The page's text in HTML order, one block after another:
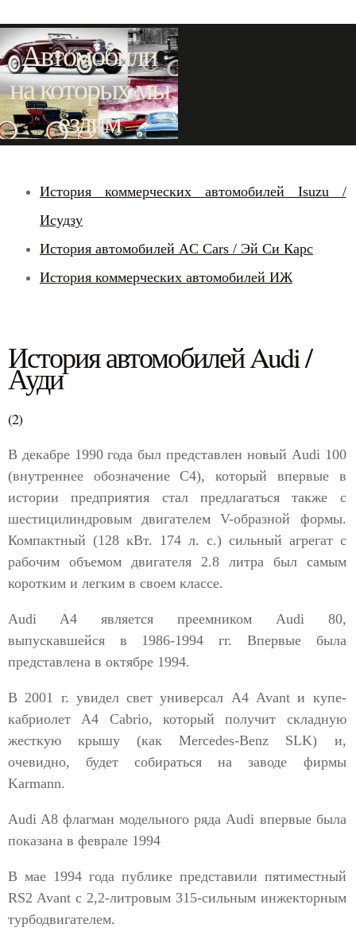
Автомобили
на которых мы
ездим
История коммерческих автомобилей Isuzu /
Исудзу
История автомобилей AC Cars / Эй Си Карс
История коммерческих автомобилей ИЖ
История автомобилей Audi /
Ауди
(2)
В декабре 1990 года был представлен новый Audi 100
(внутреннее обозначение С4), который впервые в
истории предприятия стал предлагаться также с
шестицилиндровым двигателем V-образной формы.
Компактный (128 кВт. 174 л. с.) сильный агрегат с
рабочим объемом двигателя 2.8 литра был самым
коротким и легким в своем классе.
Audi A4 является преемником Audi 80,
выпускавшейся в 1986-1994 гг. Впервые была
представлена в октябре 1994.
В 2001 г. увидел свет универсал А4 Avant и купе-
кабриолет А4 Cabrio, который получит складную
жесткую крышу (как Mercedes-Benz SLK) и,
очевидно, будет собираться на заводе фирмы
Karmann.
Audi A8 флагман модельного ряда Audi впервые была
показана в феврале 1994
В мае 1994 года публике представили пятиместный
RS2 Avant с 2,2-литровым 315-сильным инжекторным
турбодвигателем.